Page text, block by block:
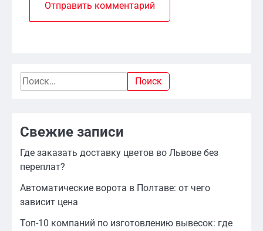
Найти:
Свежие записи
Где заказать доставку цветов во Львове без
переплат?
Автоматические ворота в Полтаве: от чего
зависит цена
Топ-10 компаний по изготовлению вывесок: где